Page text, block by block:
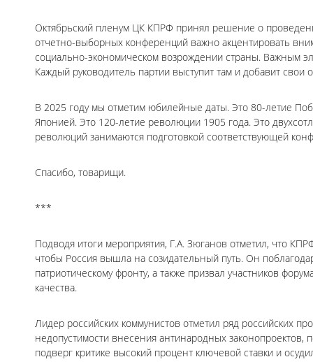
Октябрьский пленум ЦК КПРФ принял решение о
отчетно-выборных конференций важно акцентировать
социально-экономическом возрождении страны. Важным
Каждый руководитель партии выступит там и добавит свои
В 2025 году мы отметим юбилейные даты. Это 80-летие
Японией. Это 120-летие революции 1905 года. Это
революций занимаются подготовкой соответствующей
Спасибо, товарищи.
***
Подводя итоги мероприятия, Г.А. Зюганов отметил, что
чтобы Россия вышла на созидательный путь. Он
патриотическому фронту, а также призвал участников
качества.
Лидер российских коммунистов отметил ряд российских
недопустимости внесения антинародных
подверг критике высокий процент ключевой ставки и